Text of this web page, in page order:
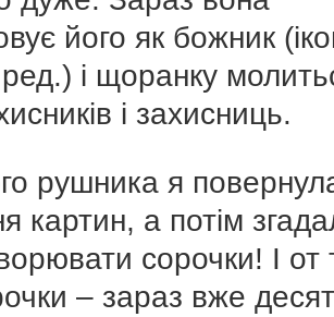
його як божник
і щоранку
і захисниць.
рушника я
картин, а потім
сорочки! І от
– зараз вже